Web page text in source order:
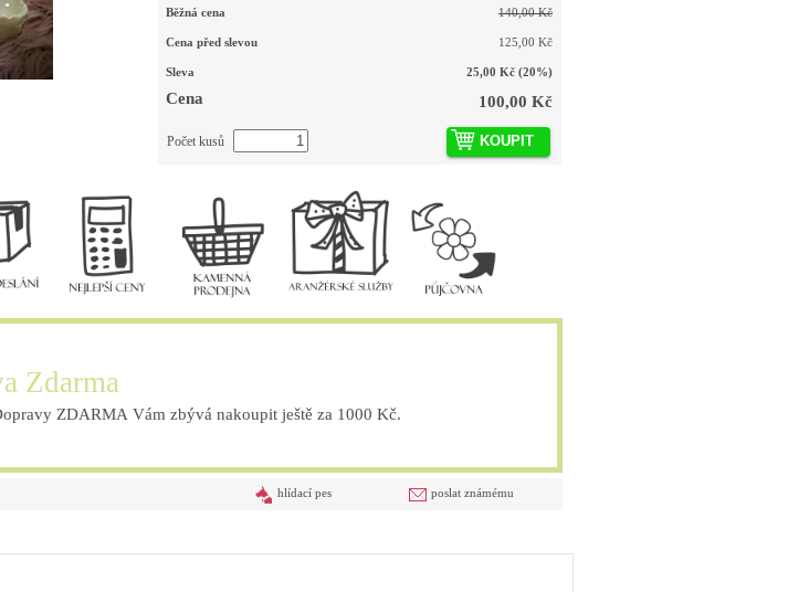
Běžná cena 140,00 Kč
Cena před slevou 125,00 Kč
Sleva 25,00 Kč (20%)
Cena 100,00 Kč
KOUPIT
Počet kusů
Zdarma
ZDARMA Vám zbývá nakoupit ještě za 1000 Kč.
poslat známému
hlídací pes